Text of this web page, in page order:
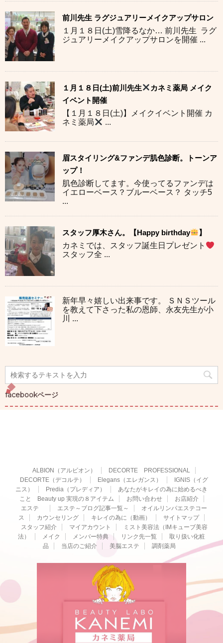
前川先生 ラグジュアリーメイクアップサロン
１月１８日(土)雪降るなか… 前川先生 ラグ
ジュアリーメイクアップサロンを開催 ...
１月１８日(土)前川先生
カネミ薬局 メイク
イベント開催
【１月１８日(土)】メイクイベント開催 カ
ネミ薬局
...
眉スタイリング&ファンデ肌色診断。トーンア
ップ！
肌色診断してます。今使ってるファンデは
イエローベース？ブルーベース？ タッチ5
...
スタッフ厚木さん。【Happy birthday
】
カネミでは、スタッフ誕生日プレゼント
スタッフ全 ...
新年早々嬉しい出来事です。 ＳＮＳツール
を教えて下さった私の恩師、永友先生が小
川 ...
facebookページ
ALBION（アルビオン）
DECORTE PROFESSIONAL
DECORTE（デコルテ）
Elegans（エレガンス）
IGNIS（イグ
ニス）
Predia（プレディア）
あなたがキレイの為に始めるべき
こと Beauty up 実現の８アイテム
お問い合わせ
お店紹介
エステ
エステ～ブログ記事一覧～
オイルリンパエステコー
ス
カウンセリング キレイの為に（動画）
サイトマップ
スタッフ紹介
マイアカウント
ミスト美容法（IMキューブ美容
法）
メイク メンバー特典 リンク先一覧
取り扱い化粧
品
当店のご紹介 美脳エステ 調剤薬局